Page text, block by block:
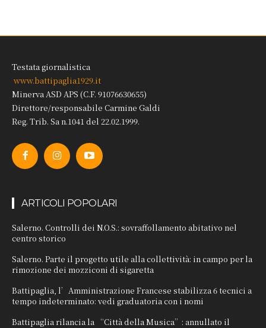
Testata giornalistica
www.battipaglia1929.it
Minerva ASD APS (C.F. 91076630655)
Direttore/responsabile Carmine Galdi
Reg. Trib. Sa n.1041 del 22.02.1999.
ARTICOLI POPOLARI
Salerno. Controlli dei N.O.S.: sovraffollamento abitativo nel
centro storico
Salerno. Parte il progetto utile alla collettività: in campo per la
rimozione dei mozziconi di sigaretta
Battipaglia, l’Amministrazione Francese stabilizza 6 tecnici a
tempo indeterminato: vedi graduatoria con i nomi
Battipaglia rilancia la “Città della Musica”: annullato il